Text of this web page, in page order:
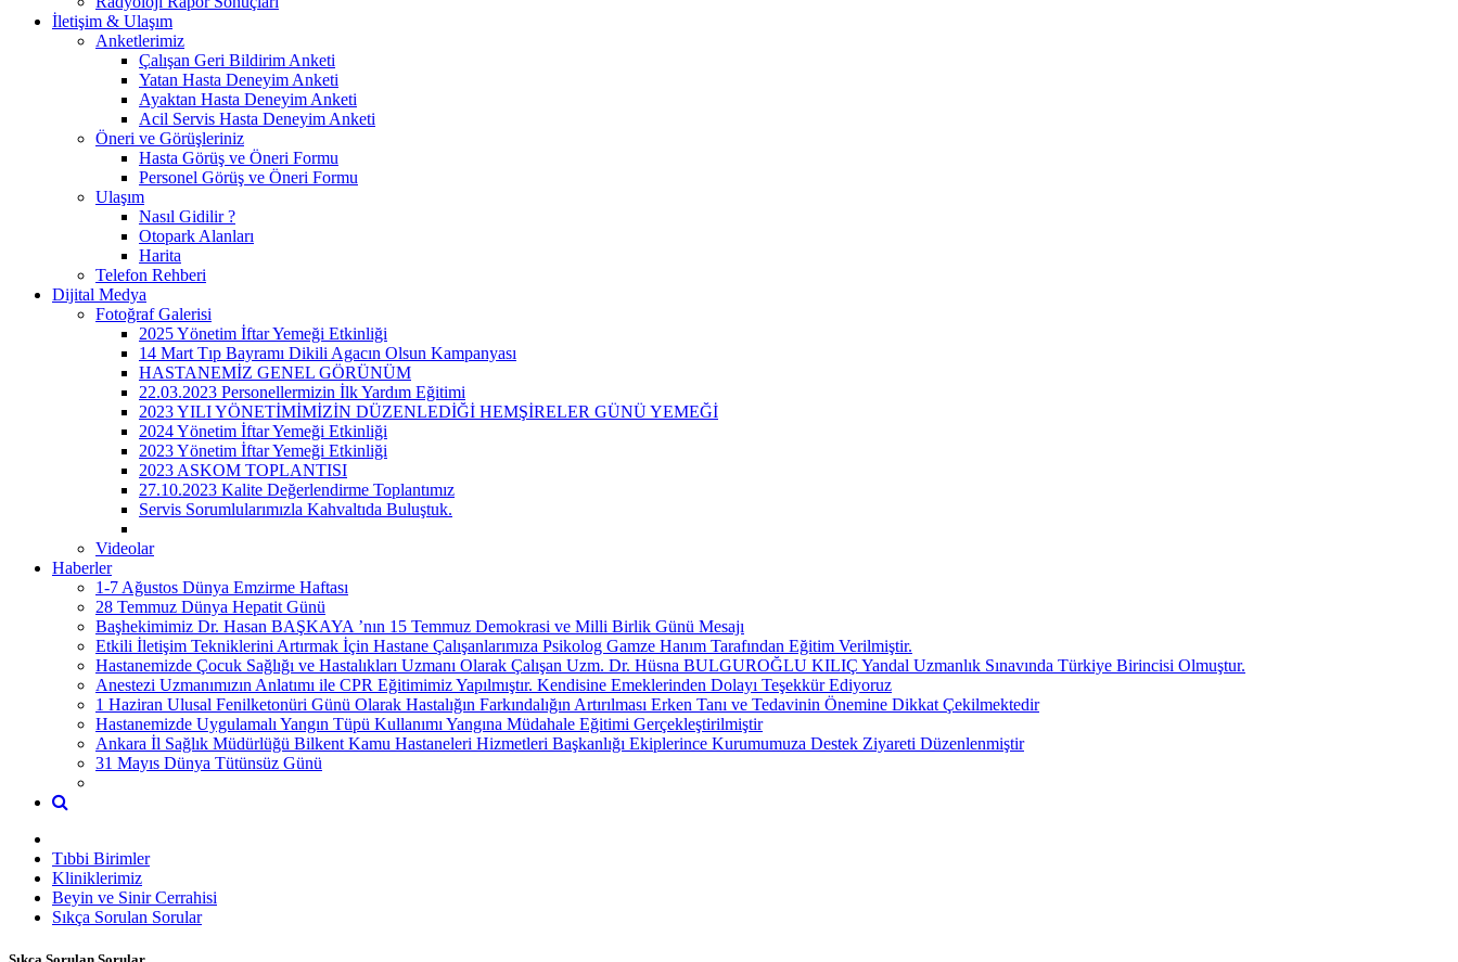
İletişim & Ulaşım
Anketlerimiz
Çalışan Geri Bildirim Anketi
Yatan Hasta Deneyim Anketi
Ayaktan Hasta Deneyim Anketi
Acil Servis Hasta Deneyim Anketi
Öneri ve Görüşleriniz
Hasta Görüş ve Öneri Formu
Personel Görüş ve Öneri Formu
Ulaşım
Nasıl Gidilir ?
Otopark Alanları
Harita
Telefon Rehberi
Dijital Medya
Fotoğraf Galerisi
2025 Yönetim İftar Yemeği Etkinliği
14 Mart Tıp Bayramı Dikili Agacın Olsun Kampanyası
HASTANEMİZ GENEL GÖRÜNÜM
22.03.2023 Personellermizin İlk Yardım Eğitimi
2023 YILI YÖNETİMİMİZİN DÜZENLEDİĞİ HEMŞİRELER GÜNÜ YEMEĞİ
2024 Yönetim İftar Yemeği Etkinliği
2023 Yönetim İftar Yemeği Etkinliği
2023 ASKOM TOPLANTISI
27.10.2023 Kalite Değerlendirme Toplantımız
Servis Sorumlularımızla Kahvaltıda Buluştuk.
Videolar
Haberler
1-7 Ağustos Dünya Emzirme Haftası
28 Temmuz Dünya Hepatit Günü
Başhekimimiz Dr. Hasan BAŞKAYA ’nın 15 Temmuz Demokrasi ve Milli Birlik Günü Mesajı
Etkili İletişim Tekniklerini Artırmak İçin Hastane Çalışanlarımıza Psikolog Gamze Hanım Tarafından Eğitim Verilmiştir.
Hastanemizde Çocuk Sağlığı ve Hastalıkları Uzmanı Olarak Çalışan Uzm. Dr. Hüsna BULGUROĞLU KILIÇ Yandal Uzmanlık Sınavında Türkiye Birincisi Olmuştur.
Anestezi Uzmanımızın Anlatımı ile CPR Eğitimimiz Yapılmıştır. Kendisine Emeklerinden Dolayı Teşekkür Ediyoruz
1 Haziran Ulusal Fenilketonüri Günü Olarak Hastalığın Farkındalığın Artırılması Erken Tanı ve Tedavinin Önemine Dikkat Çekilmektedir
Hastanemizde Uygulamalı Yangın Tüpü Kullanımı Yangına Müdahale Eğitimi Gerçekleştirilmiştir
Ankara İl Sağlık Müdürlüğü Bilkent Kamu Hastaneleri Hizmetleri Başkanlığı Ekiplerince Kurumumuza Destek Ziyareti Düzenlenmiştir
31 Mayıs Dünya Tütünsüz Günü
Tıbbi Birimler
Kliniklerimiz
Beyin ve Sinir Cerrahisi
Sıkça Sorulan Sorular